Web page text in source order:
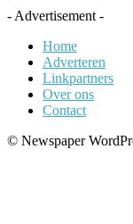
- Advertisement -
Home
Adverteren
Linkpartners
Over ons
Contact
© Newspaper